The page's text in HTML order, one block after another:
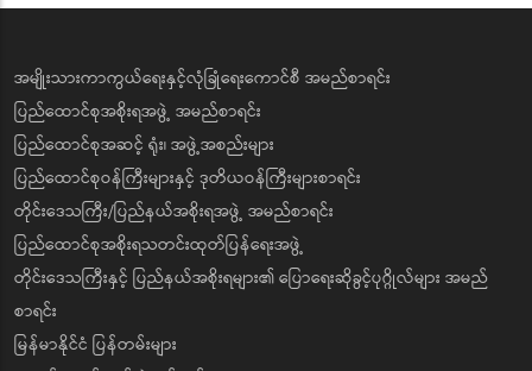
အမျိုးသားကာကွယ်ရေးနှင့်လုံခြုံရေးကောင်စီ အမည်စာရင်း
ပြည်ထောင်စုအစိုးရအဖွဲ့ အမည်စာရင်း
ပြည်ထောင်စုအဆင့် ရုံး၊ အဖွဲ့အစည်းများ
ပြည်ထောင်စုဝန်ကြီးများနှင့် ဒုတိယဝန်ကြီးများစာရင်း
တိုင်းဒေသကြီး/ပြည်နယ်အစိုးရအဖွဲ့ အမည်စာရင်း
ပြည်ထောင်စုအစိုးရသတင်းထုတ်ပြန်ရေးအဖွဲ့
တိုင်းဒေသကြီးနှင့် ပြည်နယ်အစိုးရများ၏ ပြောရေးဆိုခွင့်ပုဂ္ဂိုလ်များ အမည်
စာရင်း
မြန်မာနိုင်ငံ ပြန်တမ်းများ